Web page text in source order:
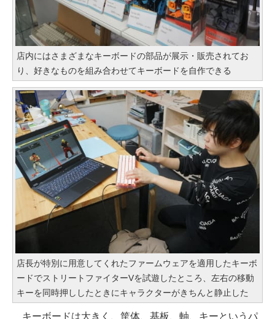
店内にはさまざまなキーボードの部品が展示・販売されてお
り、好きなものを組み合わせてキーボードを自作できる
店長が特別に用意してくれたファームウェアを適用したキーボ
ードでストリートファイターVを試遊したところ、左右の移動
キーを同時押ししたときにキャラクターがきちんと静止した
キーボードは大きく、筐体、基板、軸、キーというパ